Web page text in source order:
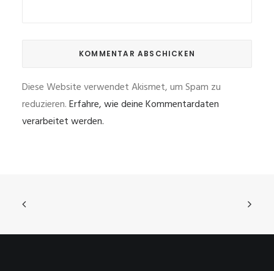
Diese Website verwendet Akismet, um Spam zu
reduzieren.Erfahre, wie deine Kommentardaten
verarbeitet werden.